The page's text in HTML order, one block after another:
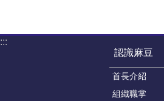
:::
認識麻豆
首長介紹
組織職掌